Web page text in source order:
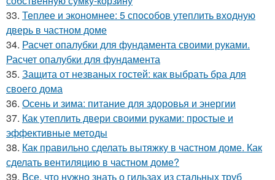
33. Теплее и экономнее: 5 способов утеплить входную
дверь в частном доме
34. Расчет опалубки для фундамента своими руками.
Расчет опалубки для фундамента
35. Защита от незваных гостей: как выбрать бра для
своего дома
36. Осень и зима: питание для здоровья и энергии
37. Как утеплить двери своими руками: простые и
эффективные методы
38. Как правильно сделать вытяжку в частном доме. Как
сделать вентиляцию в частном доме?
39. Все, что нужно знать о гильзах из стальных труб